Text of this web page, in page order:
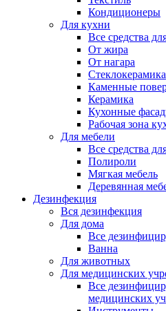
Кондиционеры
Для кухни
Все средства
От жира
От нагара
Стеклокерамика
Каменные
Керамика
Кухонные
Рабочая зона
Для мебели
Все средства
Полироли
Мягкая мебель
Деревянная
Дезинфекция
Вся дезинфекция
Для дома
Все
Ванна
Для животных
Для медицинских
Все
медицинских